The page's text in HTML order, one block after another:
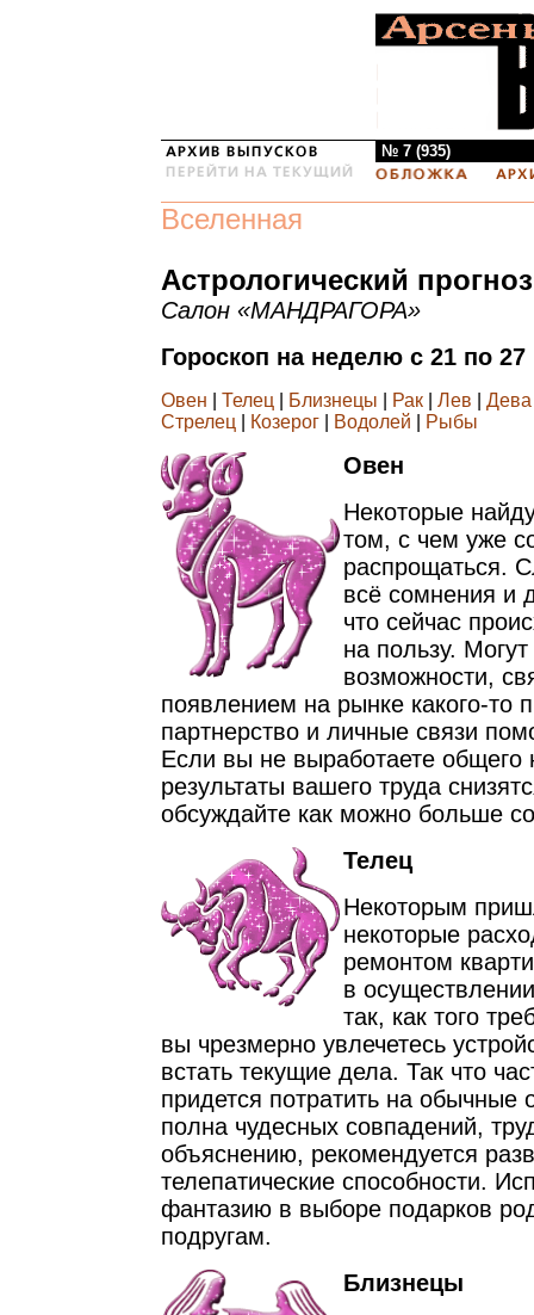
№ 7 (935)
Вселенная
Астрологический прогноз
Салон «МАНДРАГОРА»
Гороскоп на неделю с 21 по 27
Овен Телец Близнецы Рак Лев Дева
Стрелец
Козерог Водолей Рыбы
Овен
Некоторые
том, с чем уже
распрощаться.
всё сомнения и
что сейчас
на пользу.
возможности,
появлением на рынке какого-то
партнерство и личные связи
Если вы не выработаете общего
результаты вашего труда
обсуждайте как можно больше
Телец
Некоторым
некоторые
ремонтом
в
так, как того
вы чрезмерно увлечетесь
встать текущие дела. Так что
придется потратить на обычные
полна чудесных совпадений,
объяснению, рекомендуется
телепатические способности.
фантазию в выборе подарков
подругам.
Близнецы